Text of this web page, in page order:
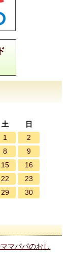
土
日
1
2
8
9
15
16
22
23
29
30
マパパのおし